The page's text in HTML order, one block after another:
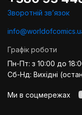
Зворотній звʼязок
Графік роботи
Пн-Пт: з 10:00 до
Сб-Нд: Вихідні
Ми в соцмережах